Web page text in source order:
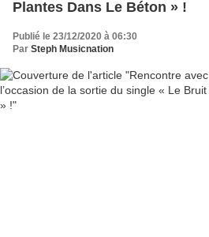
Plantes Dans Le Béton » !
Publié le 23/12/2020 à 06:30
Par Steph Musicnation